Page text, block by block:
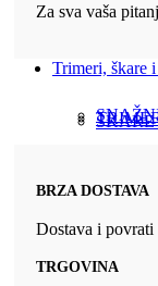
Za sva vaša
Trimeri, škare
BRZA DOSTAVA
Dostava i povrati
TRGOVINA